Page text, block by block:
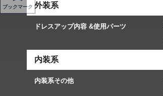
外装系
ドレスアップ内容 &使用パーツ
内装系
内装系その他
ブックマーク